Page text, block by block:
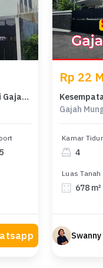
For Sale rumah Eksklusif di Gajah Mungkur, Semarang - LT 678m²
5
Rp 22
Gajah
Kamar Tidur
4
Luas Tanah
678 m²
Swanny